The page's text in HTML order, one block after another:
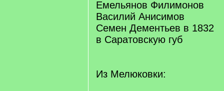
Емельянов Филимонов
Василий Анисимов
Семен Дементьев в 1832
в Саратовскую губ
Из Мелюковки: